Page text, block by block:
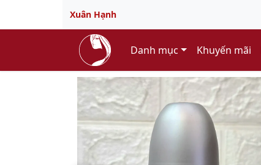
Xuân Hạnh
Danh mục Khuyến mãi